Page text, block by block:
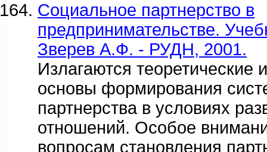
Социальное партнерство в
предпринимательстве.
Зверев А.Ф. - РУДН, 2001.
Излагаются теоретические
основы формирования
партнерства в условиях
отношений. Особое
вопросам становления